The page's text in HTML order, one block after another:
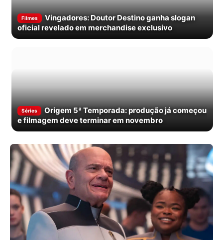
Filmes
Vingadores: Doutor Destino ganha slogan
oficial revelado em merchandise exclusivo
Séries
Origem 5ª Temporada: produção já começou
e filmagem deve terminar em novembro